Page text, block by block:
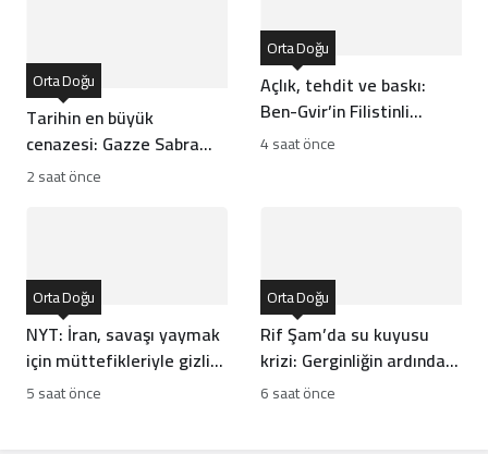
Tarihin en büyük
cenazesi: Gazze Sabra
katliamı kurbanlarını
Orta Doğu
2 saat önce
Açlık, tehdit ve baskı:
Ben-Gvir’in Filistinli
tutuklulara yönelik
Orta Doğu
4 saat önce
NYT: İran, savaşı yaymak
için müttefikleriyle gizli
plan yaptı
Orta Doğu
5 saat önce
Rif Şam’da su kuyusu
krizi: Gerginliğin ardından
bölgede sakinlik sağlandı
Orta Doğu
6 saat önce